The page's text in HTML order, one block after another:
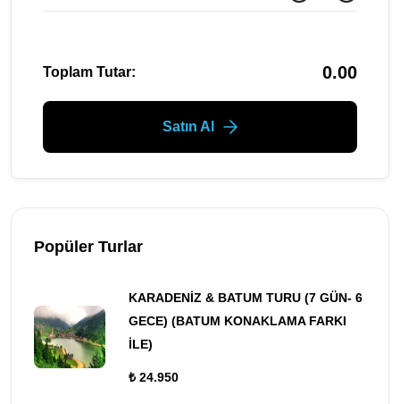
Toplam Tutar: 0.00
Satın Al
Popüler Turlar
KARADENİZ & BATUM TURU (7 GÜN- 6
GECE) (BATUM KONAKLAMA FARKI
İLE)
₺ 24.950